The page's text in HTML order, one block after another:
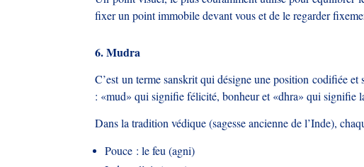
fixer un point immobile devant vous et de le regarder
6. Mudra
C’est un terme sanskrit qui désigne une position codifiée
: «mud» qui signifie félicité, bonheur et «dhra» qui signifie
Dans la tradition védique (sagesse ancienne de l’Inde),
Pouce : le feu (agni)